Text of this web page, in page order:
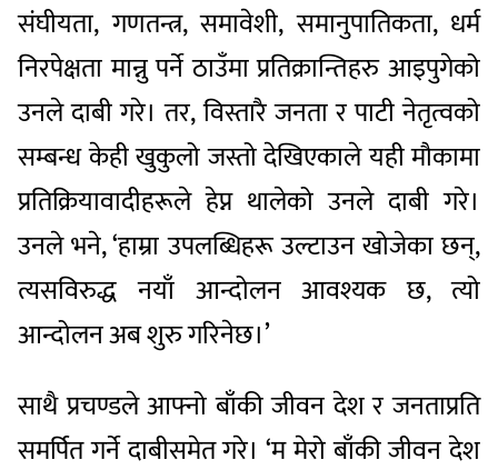
संघीयता, गणतन्त्र, समावेशी, समानुपातिकता, धर्म
निरपेक्षता मान्नु पर्ने ठाउँमा प्रतिक्रान्तिहरु आइपुगेको
उनले दाबी गरे। तर, विस्तारै जनता र पाटी नेतृत्वको
सम्बन्ध केही खुकुलो जस्तो देखिएकाले यही मौकामा
प्रतिक्रियावादीहरूले हेप्न थालेको उनले दाबी गरे।
उनले भने, ‘हाम्रा उपलब्धिहरू उल्टाउन खोजेका छन्,
त्यसविरुद्ध नयाँ आन्दोलन आवश्यक छ, त्यो
आन्दोलन अब शुरु गरिनेछ।’
साथै प्रचण्डले आफ्नो बाँकी जीवन देश र जनताप्रति
समर्पित गर्ने दाबीसमेत गरे। ‘म मेरो बाँकी जीवन देश